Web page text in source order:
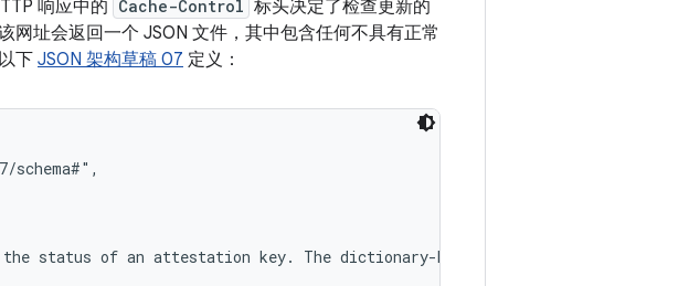
响应中的 Cache-Control 标头决定了检查更新的
址会返回一个 JSON 文件，其中包含任何不具有正常
下 JSON 架构草稿 07 定义：
schema#",
status of an attestation key. The dictionary-key is the certificate